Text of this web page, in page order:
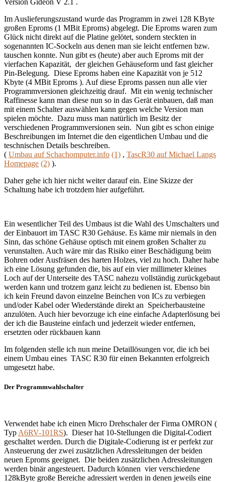
Im Auslieferungszustand wurde das Programm in zwei 128 KByte
großen Eproms (1 MBit Eproms) abgelegt. Die Eproms waren zum
Glück nicht direkt auf die Platine gelötet, sondern steckten in
sogenannten IC-Sockeln aus denen man sie leicht entfernen bzw.
tauschen konnte. Nun gibt es (heute) aber auch Eproms mit der
vierfachen Kapazität, der gleichen Gehäuseform und fast gleicher
Pin-Belegung. Diese Eproms haben eine Kapazität von je 512
Kbyte (4 MBit Eproms ). Auf diese Eproms passen nun alle vier
Programmversionen gleichzeitig drauf. Mit ein wenig technischer
Raffinesse kann man diese nun so in das Gerät einbauen, daß man
mit einem Schalter auswählen kann gegen welche Version man
spielen möchte. Dazu muss man natürlich im Besitz der
verschiedenen Programmversionen sein. Nun gibt es schon einige
Beschreibungen im Internet die den eigentlichen Umbau und die
teschnischen Details beschreiben.
( Umbau auf Schachomputer.info (1) , TascR30 auf Michael Langs
Homepage (2) ).
Daher gehe ich hier nicht weiter darauf ein. Eine Skizze der
Schaltung habe ich trotzdem hier aufgeführt.
Ein wesentlicher Teil des Umbaus ist die Wahl des Umschalters und
der Einbauort im TASC R30 Gehäuse. Es käme mir niemals in den
Sinn, das schöne Gehäuse optisch mit einem großen Schalter zu
verunstalten. Auch wäre mir das Risiko einer Beschädigung beim
Bohren oder Ausfräsen des harten Holzes, viel zu hoch. Daher habe
ich eine Lösung gefunden die, bis auf ein vier millimeter kleines
Loch auf der Unterseite des TASC nahezu vollständig zurückgebaut
werden kann und trotzem ganz leicht zu bedienen ist. Ebenso bin
ich kein Freund davon einzelne Beinchen von ICs zu verbiegen
und/oder Kabel oder Wiederstände direkt an Speicherbausteine
anzulöten. Auch hier bevorzuge ich eine einfache Adapterlösung bei
der ich die Bausteine einfach und jederzeit wieder entfernen,
ersetzten oder rückbauen kann
Im folgenden stelle ich nun meine Detaillösungen vor, die ich bei
einem Umbau eines TASC R30 für einen Bekannten erfolgreich
umgesetzt habe.
Der Programmwahlschalter
Verwendet habe ich einen Micro Drehschaler der Firma OMRON (
Typ A6RV-101RS). Dieser hat 10-Stellungen die Digital-Codiert
geschaltet werden. Durch die Digitale-Codierung ist er perfekt zur
Ansteuerung der zwei zusätzlichen Adressleitungen der beiden
neuen Eproms geeignet. Die beiden zusätzlichen Adressleitungen
werden binär angesteuert. Dadurch können vier verschiedene
128kByte große Bereiche adressiert werden in denen jeweils eine